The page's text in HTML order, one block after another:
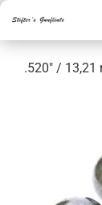
.520" / 13,21